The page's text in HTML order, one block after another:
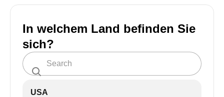
In welchem Land befinden Sie
sich?
USA